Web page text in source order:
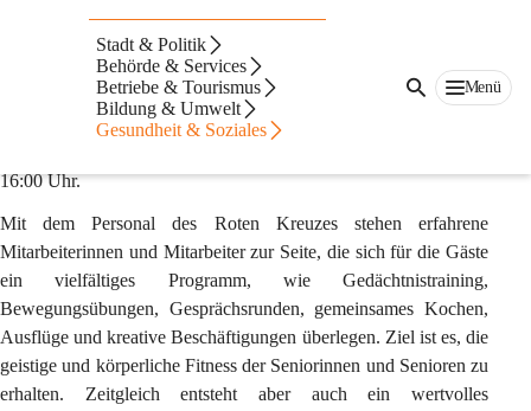
Stadt & Politik
Behörde & Services
Betriebe & Tourismus
Bildung & Umwelt
Gesundheit & Soziales
Menü
Seniorentageszentrum
Das Seniorentageszentrum in der Neubaustraße 13, 8490 Bad
Radkersburg bietet älteren Menschen eine professionelle und
individuell abgestimmte ganz- oder halbtägige Betreuung.
16:00 Uhr.
Mit dem Personal des Roten Kreuzes stehen erfahrene
Mitarbeiterinnen und Mitarbeiter zur Seite, die sich für die Gäste
ein vielfältiges Programm, wie Gedächtnistraining,
Bewegungsübungen, Gesprächsrunden, gemeinsames Kochen,
Ausflüge und kreative Beschäftigungen überlegen. Ziel ist es, die
geistige und körperliche Fitness der Seniorinnen und Senioren zu
erhalten. Zeitgleich entsteht aber auch ein wertvolles